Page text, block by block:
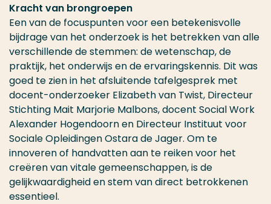
Kracht van brongroepen
Een van de focuspunten voor een betekenisvolle
bijdrage van het onderzoek is het betrekken van alle
verschillende de stemmen: de wetenschap, de
praktijk, het onderwijs en de ervaringskennis. Dit was
goed te zien in het afsluitende tafelgesprek met
docent-onderzoeker Elizabeth van Twist, Directeur
Stichting Mait Marjorie Malbons, docent Social Work
Alexander Hogendoorn en Directeur Instituut voor
Sociale Opleidingen Ostara de Jager. Om te
innoveren of handvatten aan te reiken voor het
creëren van vitale gemeenschappen, is de
gelijkwaardigheid en stem van direct betrokkenen
essentieel.